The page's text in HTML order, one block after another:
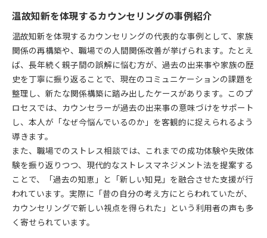
温故知新を体現するカウンセリングの事例紹介
温故知新を体現するカウンセリングの代表的な事例として、家族
関係の再構築や、職場での人間関係改善が挙げられます。たとえ
ば、長年続く親子間の誤解に悩む方が、過去の出来事や家族の歴
史を丁寧に振り返ることで、現在のコミュニケーションの課題を
整理し、新たな関係構築に踏み出したケースがあります。このプ
ロセスでは、カウンセラーが過去の出来事の意味づけをサポート
し、本人が「なぜ今悩んでいるのか」を客観的に捉えられるよう
導きます。
また、職場でのストレス相談では、これまでの成功体験や失敗体
験を振り返りつつ、現代的なストレスマネジメント法を提案する
ことで、「過去の知恵」と「新しい知見」を融合させた支援が行
われています。実際に「昔の自分の考え方にとらわれていたが、
カウンセリングで新しい視点を得られた」という利用者の声も多
く寄せられています。